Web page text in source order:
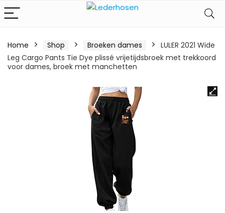
Home Shop Broeken dames
LULER 2021 Wide
Leg Cargo Pants Tie Dye plissé vrijetijdsbroek met trekkoord
voor dames, broek met manchetten